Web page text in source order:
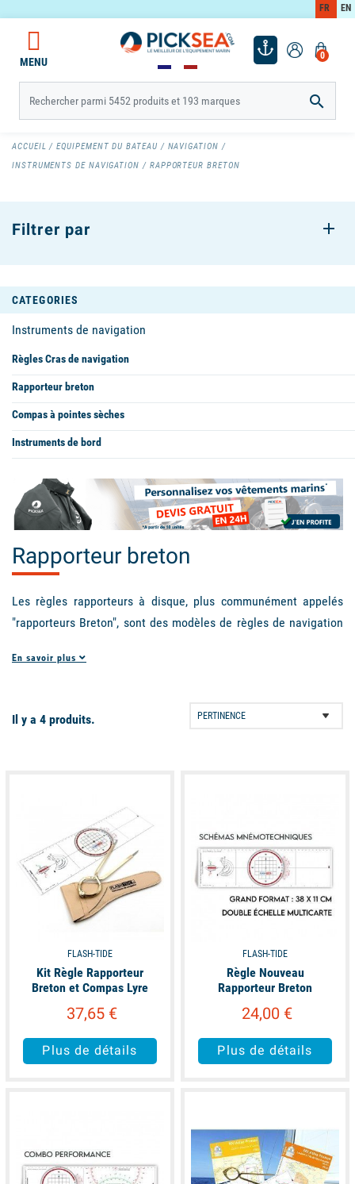
FR EN
0
MENU

ACCUEIL EQUIPEMENT DU BATEAU
NAVIGATION
INSTRUMENTS DE NAVIGATION
RAPPORTEUR BRETON
CATEGORIES
Instruments de navigation
Règles Cras de navigation
Rapporteur breton
Compas à pointes sèches
Instruments de bord
Filtrer par
Rapporteur breton
Les règles rapporteurs à disque, plus communément appelés
"rapporteurs Breton", sont des modèles de règles de navigation
ces règles sont de plus en plus préconisées par les formateurs
propose deux modèles : le "
En savoir plus
Il y a 4 produits.
FLASH-TIDE
Kit Règle Rapporteur
Breton et Compas Lyre
37,65 €
Plus de détails
FLASH-TIDE
Règle Nouveau
Rapporteur Breton
24,00 €
Plus de détails